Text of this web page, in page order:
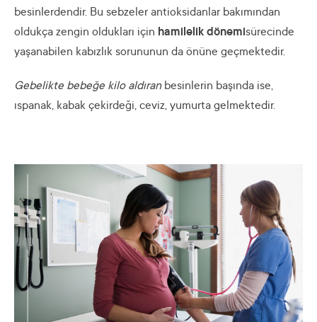
besinlerdendir. Bu sebzeler antioksidanlar bakımından
oldukça zengin oldukları için hamilelik dönemisürecinde
yaşanabilen kabızlık sorununun da önüne geçmektedir.
Gebelikte bebeğe kilo aldıranbesinlerin başında ise,
ıspanak, kabak çekirdeği, ceviz, yumurta gelmektedir.